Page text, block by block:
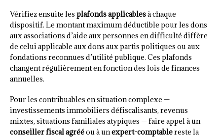
Vérifiez ensuite les plafonds applicablesà chaque
dispositif. Le montant maximum déductible pour les dons
aux associations d’aide aux personnes en difficulté diffère
de celui applicable aux dons aux partis politiques ou aux
fondations reconnues d’utilité publique. Ces plafonds
changent régulièrement en fonction des lois de finances
annuelles.
Pour les contribuables en situation complexe —
investissements immobiliers défiscalisants, revenus
mixtes, situations familiales atypiques — faire appel à un
conseiller fiscal agrééou à unexpert-comptablereste la